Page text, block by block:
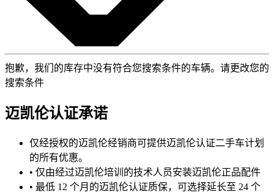
抱歉，我们的库存中没有符合您搜索条件的车辆。请更改您的
搜索条件
迈凯伦认证承诺
仅经授权的迈凯伦经销商可提供迈凯伦认证二手车计划
的所有优惠。
• 仅由经过迈凯伦培训的技术人员安装迈凯伦正品配件
• 最低 12 个月的迈凯伦认证质保，可选择延长至 24 个